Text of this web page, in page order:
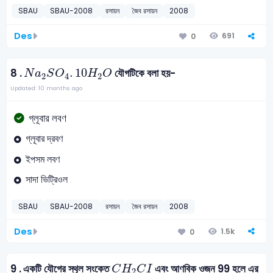
SBAU SBAU-2008 রসায়ন জৈব রসায়ন 2008
Des 0 691
8 .Na2SO4. 10H2O
Na 2SO .10H2O যৌগটিকে বলা হয়-
Updated: 10 months ago
গ্লূবার লবণ
গ্লূবার দ্রবণ
ইপসম লবণ
সাদা ভিট্রিওল
SBAU SBAU-2008 রসায়ন জৈব রসায়ন 2008
Des 0 1.5k
9 .একটি যৌগের স্থৃল সংকেতCH CI
CH2CIএবং আণবিক ওজন 99 হলে এর